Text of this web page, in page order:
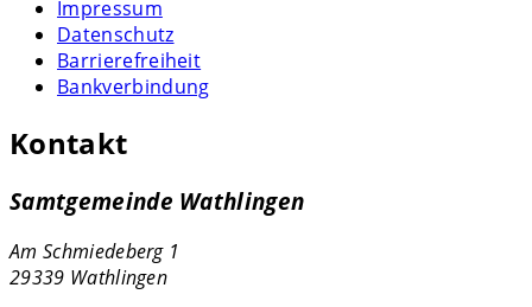
Impressum
Datenschutz
Barrierefreiheit
Bankverbindung
Kontakt
Samtgemeinde Wathlingen
Am Schmiedeberg 1
29339 Wathlingen